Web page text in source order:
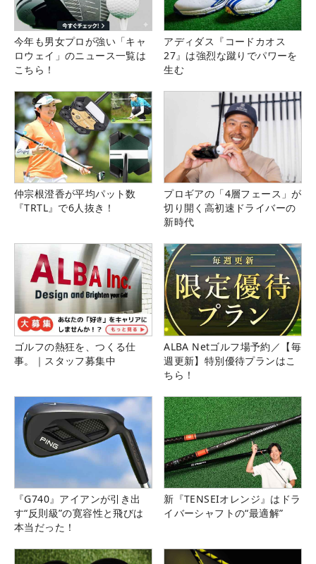
今年も男女プロが強い「キャ
ロウェイ」のニュース一覧は
こちら！
アディダス『コードカオス
27』は強烈な蹴りでパワーを
生む
仲宗根澄香が平均パット数
『TRTL』で6人抜き！
プロギアの「4層フェース」が
切り開く高初速ドライバーの
新時代
ゴルフの熱狂を、つくる仕
事。｜スタッフ募集中
ALBA Netゴルフ場予約／【毎
週更新】特別優待プランはこ
ちら！
『G740』アイアンが引き出
す“反則級”の寛容性と飛びは
本当だった！
新『TENSEIオレンジ』はドラ
イバーシャフトの“最適解”